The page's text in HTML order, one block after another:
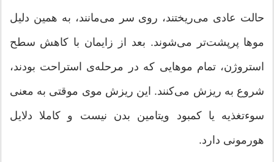
حالت عادی می‌ریختند، روی سر می‌مانند، به همین دلیل
موها پرپشت‌تر می‌شوند. بعد از زایمان با کاهش سطح
استروژن، تمام موهایی که در مرحله‌ی استراحت بودند،
شروع به ریزش می‌کنند. این ریزش موی موقتی به معنی
سوءتغذیه یا کمبود ویتامین بدن نیست و کاملا دلایل
هورمونی دارد.